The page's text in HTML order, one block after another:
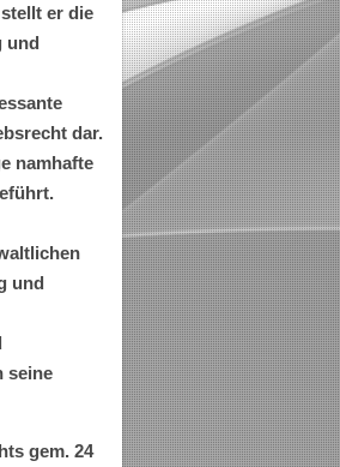
er die
und
dar.
namhafte
und
seine
gem. 24